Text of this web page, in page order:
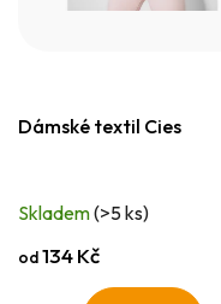
Dámské textil Cies
Skladem(>5 ks)
od134 Kč